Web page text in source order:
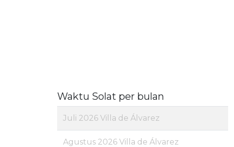
Waktu Solat per bulan
Juli 2026 Villa de Álvarez
Agustus 2026 Villa de Álvarez